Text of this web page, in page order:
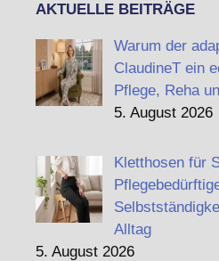
AKTUELLE BEITRÄGE
Warum der
ClaudineT ein
Pflege, Reha
5. August 2026
Kletthosen für
Alltag
5. August 2026